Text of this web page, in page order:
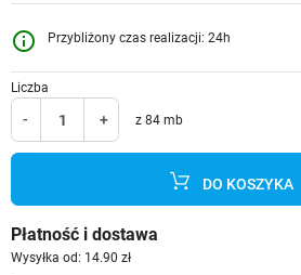
info_outline Przybliżony czas realizacji: 24h
Liczba
- + z 84 mb
DO KOSZYKA
Płatność i dostawa
Wysyłka od: 14.90 zł